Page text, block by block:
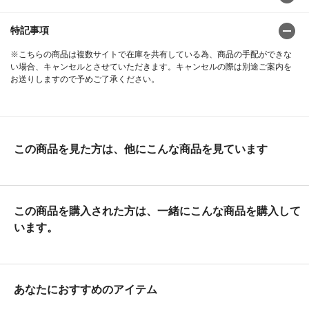
特記事項
※こちらの商品は複数サイトで在庫を共有している為、商品の手配ができな
い場合、キャンセルとさせていただきます。キャンセルの際は別途ご案内を
お送りしますので予めご了承ください。
この商品を見た方は、他にこんな商品を見ています
この商品を購入された方は、一緒にこんな商品を購入して
います。
あなたにおすすめのアイテム